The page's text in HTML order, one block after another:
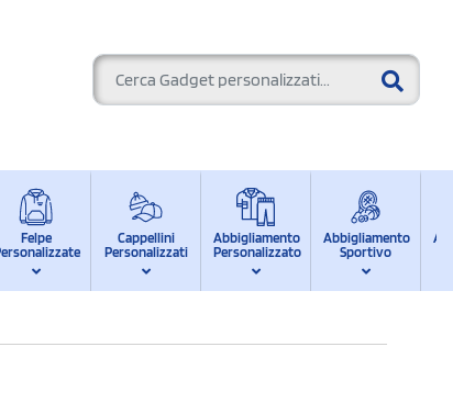
Felpe
Cappellini
Personalizzati
Abbigliamento
Personalizzato
Abbigliamento
Sportivo